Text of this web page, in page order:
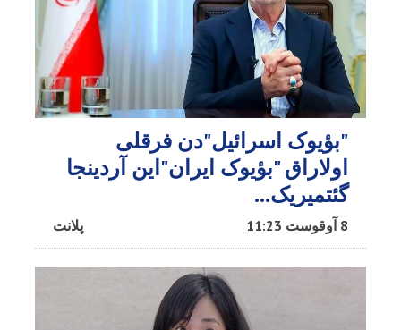
"بؤیوک اسرائیل"دن فرقلی
اولاراق "بؤیوک ایران"این آردینجا
گئتمیریک...
پلانت 8 آوقوست 11:23